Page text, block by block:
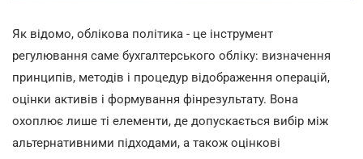
Як відомо, облікова політика - це інструмент
регулювання саме бухгалтерського обліку: визначення
принципів, методів і процедур відображення операцій,
оцінки активів і формування фінрезультату. Вона
охоплює лише ті елементи, де допускається вибір між
альтернативними підходами, а також оцінкові